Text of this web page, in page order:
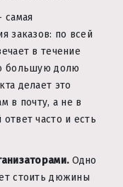
заказов: по всей
в течение
большую долю
делает это
в почту, а не в
часто и есть
Одно
стоить дюжины